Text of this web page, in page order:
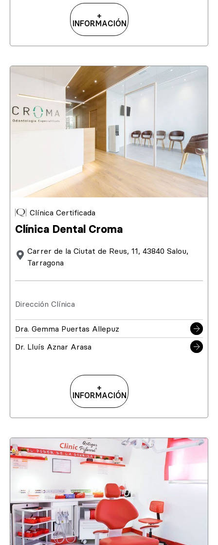
+
INFORMACIÓN
Clínica Certificada
Clínica Dental Croma
Carrer de la Ciutat de Reus, 11, 43840 Salou,
Tarragona
Dirección Clínica
Dra. Gemma Puertas Allepuz
Dr. Lluís Aznar Arasa
+
INFORMACIÓN